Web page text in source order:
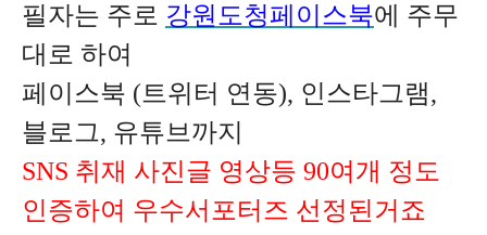
필자는 주로 강원도청페이스북에 주무
대로 하여
페이스북 (트위터 연동), 인스타그램,
블로그, 유튜브까지
SNS 취재 사진글 영상등 90여개 정도
인증하여 우수서포터즈 선정된거죠